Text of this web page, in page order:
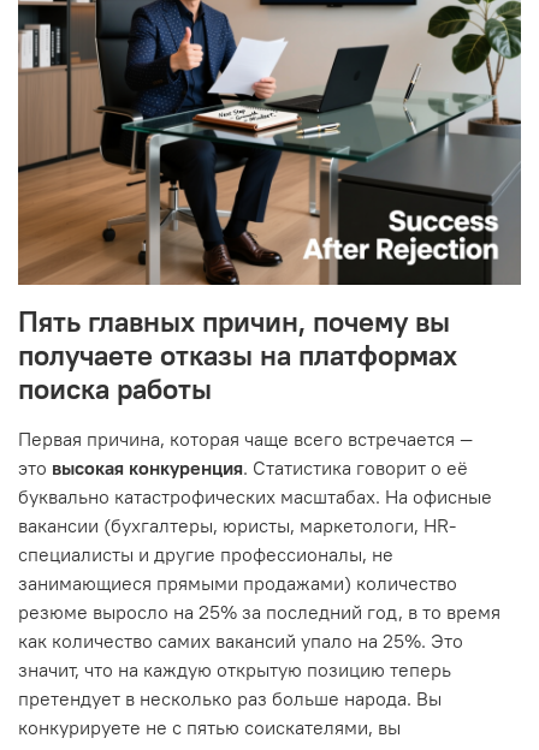
Пять главных причин, почему вы
получаете отказы на платформах
поиска работы
Первая причина, которая чаще всего встречается —
это высокая конкуренция. Статистика говорит о её
буквально катастрофических масштабах. На офисные
вакансии (бухгалтеры, юристы, маркетологи, HR-
специалисты и другие профессионалы, не
занимающиеся прямыми продажами) количество
резюме выросло на 25% за последний год, в то время
как количество самих вакансий упало на 25%. Это
значит, что на каждую открытую позицию теперь
претендует в несколько раз больше народа. Вы
конкурируете не с пятью соискателями, вы